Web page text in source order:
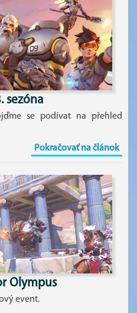
sezóna
se podívat na přehled
Pokračovať na článok
Olympus
event.